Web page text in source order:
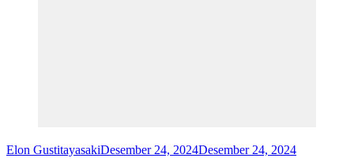
Elon GustitayasakiDesember 24, 2024Desember 24, 2024